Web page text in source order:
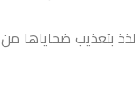
بتعذيب ضحاياها